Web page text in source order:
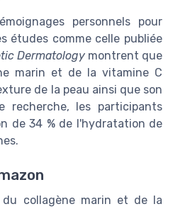
personnels pour
études comme celle publiée
Dermatology montrent que
marin et de la vitamine C
de la peau ainsi que son
recherche, les participants
de 34 % de l'hydratation de
collagène marin et de la